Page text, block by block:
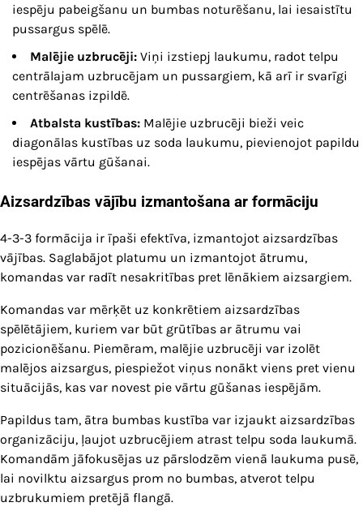
iespēju pabeigšanu un bumbas noturēšanu, lai iesaistītu
pussargus spēlē.
Malējie uzbrucēji: Viņi izstiepj laukumu, radot telpu
centrālajam uzbrucējam un pussargiem, kā arī ir svarīgi
centrēšanas izpildē.
Atbalsta kustības: Malējie uzbrucēji bieži veic
diagonālas kustības uz soda laukumu, pievienojot papildu
iespējas vārtu gūšanai.
Aizsardzības vājību izmantošana ar formāciju
4-3-3 formācija ir īpaši efektīva, izmantojot aizsardzības
vājības. Saglabājot platumu un izmantojot ātrumu,
komandas var radīt nesakritības pret lēnākiem aizsargiem.
Komandas var mērķēt uz konkrētiem aizsardzības
spēlētājiem, kuriem var būt grūtības ar ātrumu vai
pozicionēšanu. Piemēram, malējie uzbrucēji var izolēt
malējos aizsargus, piespiežot viņus nonākt viens pret vienu
situācijās, kas var novest pie vārtu gūšanas iespējām.
Papildus tam, ātra bumbas kustība var izjaukt aizsardzības
organizāciju, ļaujot uzbrucējiem atrast telpu soda laukumā.
Komandām jāfokusējas uz pārslodzēm vienā laukuma pusē,
lai novilktu aizsargus prom no bumbas, atverot telpu
uzbrukumiem pretējā flangā.